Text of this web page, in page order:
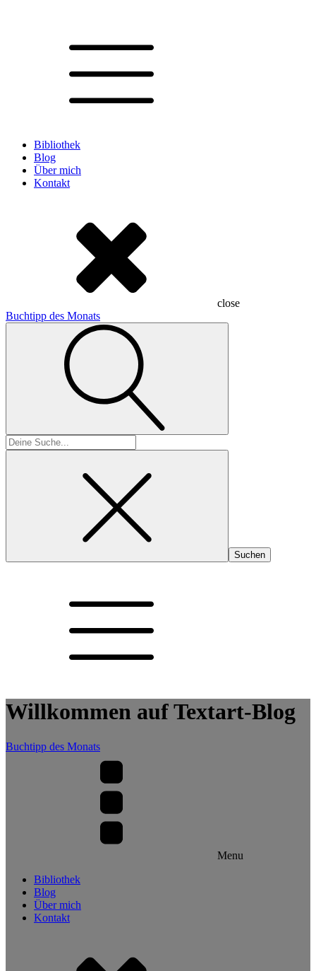
Bibliothek
Blog
Über mich
Kontakt
close
Buchtipp des Monats
Suchen
nach:
Willkommen auf Textart-Blog
Buchtipp des Monats
Menu
Bibliothek
Blog
Über mich
Kontakt